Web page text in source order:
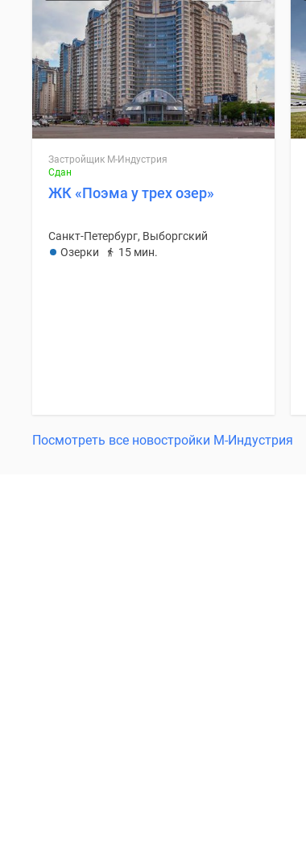
Застройщик М-Индустрия
Сдан
ЖК «Поэма у трех озер»
Санкт-Петербург, Выборгский
Озерки
15 мин.
Посмотреть все новостройки М-Индустрия